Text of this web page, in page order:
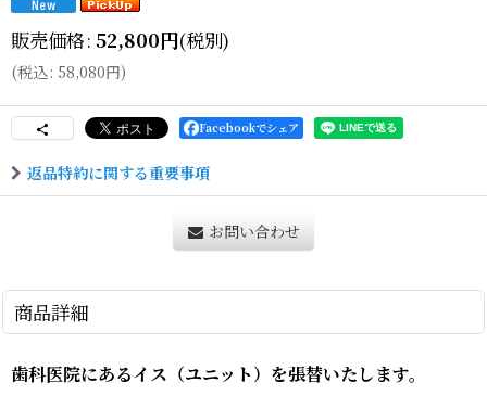
販売価格: 52,800円(税別)
(税込: 58,080円)
Facebookでシェア
返品特約に関する重要事項
お問い合わせ
商品詳細
歯科医院にあるイス（ユニット）を張替いたします。